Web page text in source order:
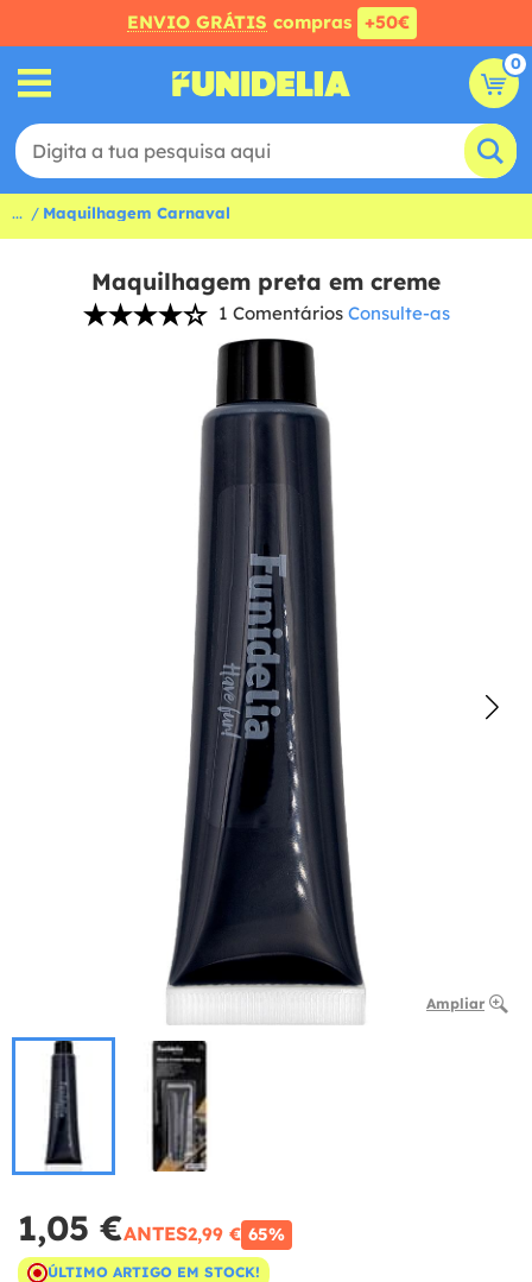
ENVIO GRÁTIS compras +50€
0
... Maquilhagem Carnaval
Maquilhagem preta em creme
1 Comentários Consulte-as
Ampliar
1,05 €ANTES2,99 € 65%
ÚLTIMO ARTIGO EM STOCK!